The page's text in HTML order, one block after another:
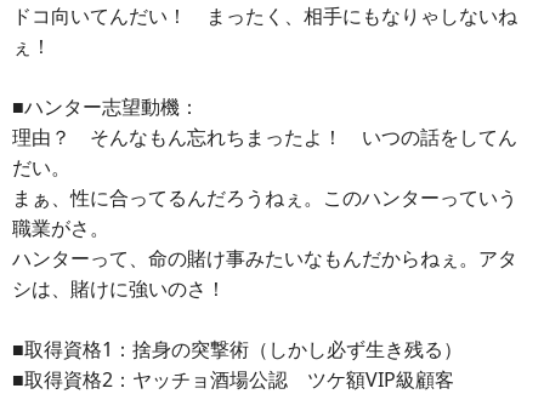
ドコ向いてんだい！ まったく、相手にもなりゃしないね
ぇ！
■ハンター志望動機：
理由？ そんなもん忘れちまったよ！ いつの話をしてん
だい。
まぁ、性に合ってるんだろうねぇ。このハンターっていう
職業がさ。
ハンターって、命の賭け事みたいなもんだからねぇ。アタ
シは、賭けに強いのさ！
■取得資格1：捨身の突撃術（しかし必ず生き残る）
■取得資格2：ヤッチョ酒場公認 ツケ額VIP級顧客